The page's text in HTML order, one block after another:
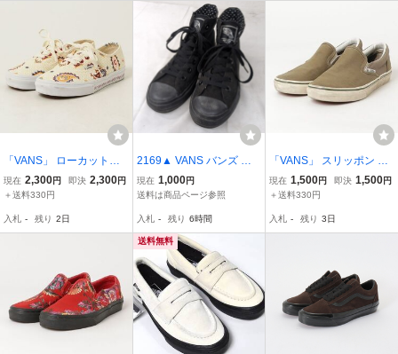
「VANS」 ローカットス
ニーカー 23.5cm ホワイ
ト レディース
現在 2,300円 即決 2,300円
＋送料330円
入札 - 残り 2日
2169▲ VANS バンズ レ
ディース サイズ22.5 スニ
ーカー ブラック 靴 シュ
ー
現在 1,000円
送料は商品ページ参照
入札 - 残り 6時間
「VANS」 スリッポン 25
cm グリーン レディース
現在 1,500円 即決 1,500円
＋送料330円
入札 - 残り 3日
送料無料